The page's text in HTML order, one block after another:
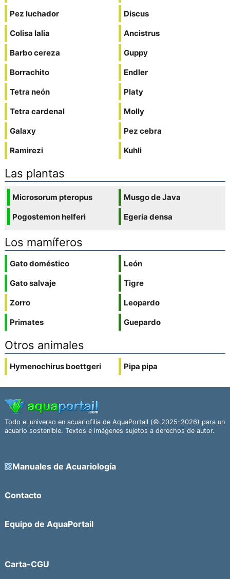
Pez luchador
Colisa lalia
Barbo cereza
Borrachito
Tetra neón
Tetra cardenal
Galaxy
Ramirezi
Discus
Ancistrus
Guppy
Endler
Platy
Molly
Pez cebra
Kuhli
Las plantas
Microsorum pteropus
Pogostemon helferi
Musgo de Java
Egeria densa
Los mamíferos
Gato doméstico
Gato salvaje
Zorro
Primates
León
Tigre
Leopardo
Guepardo
Otros animales
Hymenochirus boettgeri Pipa pipa
Todo el universo en acuariofilia de AquaPortail (© 2025-2026) para un
acuario sostenible. Textos e imágenes sujetos a derechos de autor.
Manuales de Acuariología
Contacto
Equipo de AquaPortail
Carta-CGU